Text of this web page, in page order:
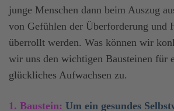
junge Menschen dann beim Auszug
von Gefühlen der Überforderung und
überrollt werden. Was können wir
wir uns den wichtigen Bausteinen für
glückliches Aufwachsen zu.
1. Baustein: Um ein gesundes